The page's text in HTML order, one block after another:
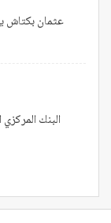
عثمان بكتاش يحذر
البنك